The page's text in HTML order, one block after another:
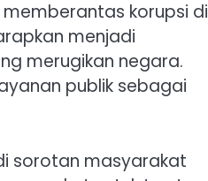
korupsi di
menjadi
merugikan negara.
publik sebagai
sorotan masyarakat